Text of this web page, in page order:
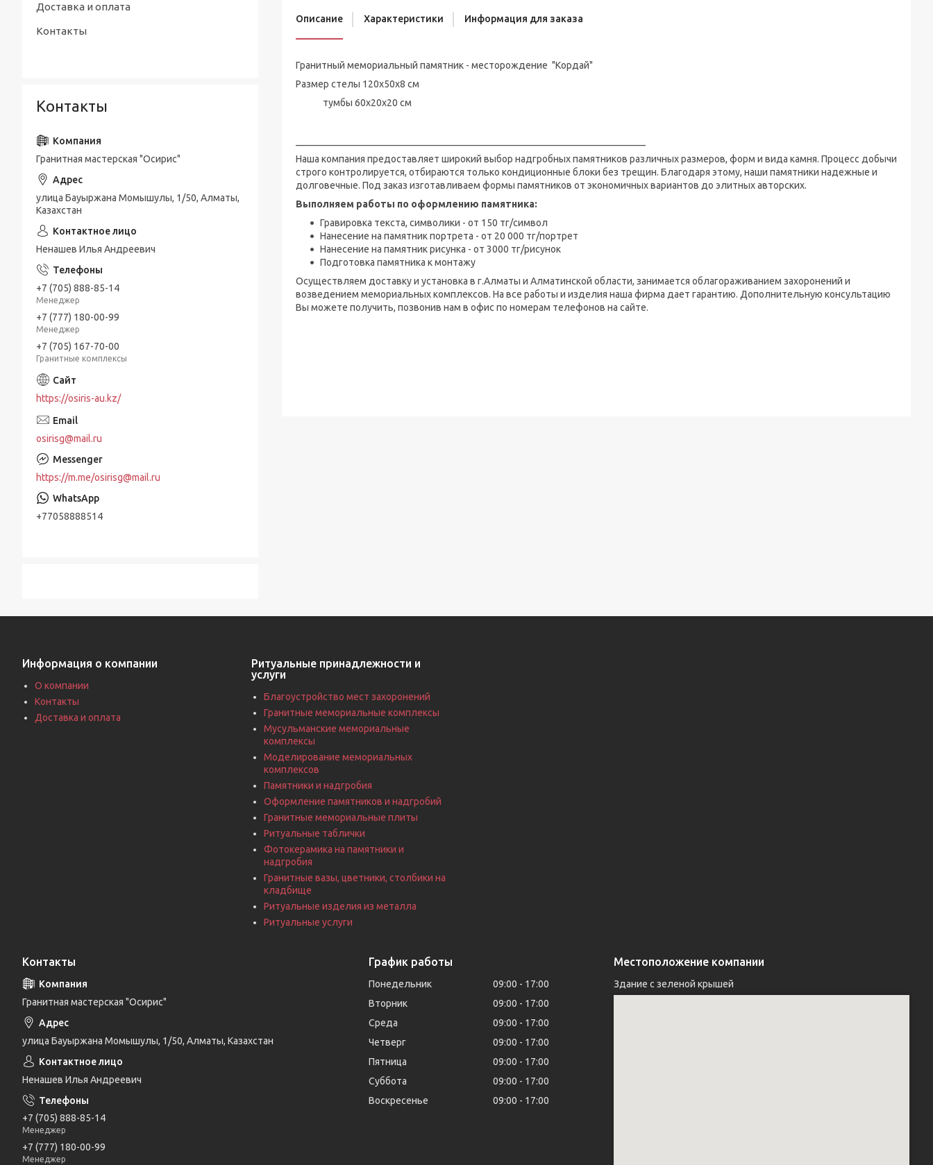
Описание Характеристики Информация для заказа
Гранитный мемориальный памятник - месторождение "Кордай"
Размер стелы 120х50х8 см
тумбы 60х20х20 см
Наша компания предоставляет широкий выбор надгробных памятников различных размеров, форм и вида камня. Процесс добычи
строго контролируется, отбираются только кондиционные блоки без трещин. Благодаря этому, наши памятники надежные и
долговечные. Под заказ изготавливаем формы памятников от экономичных вариантов до элитных авторских.
Выполняем работы по оформлению памятника:
Гравировка текста, символики - от 150 тг/символ
Нанесение на памятник портрета - от 20 000 тг/портрет
Нанесение на памятник рисунка - от 3000 тг/рисунок
Подготовка памятника к монтажу
Осуществляем доставку и установка в г.Алматы и Алматинской области, занимается облагораживанием захоронений и
возведением мемориальных комплексов. На все работы и изделия наша фирма дает гарантию. Дополнительную консультацию
Вы можете получить, позвонив нам в офис по номерам телефонов на сайте.
Доставка и оплата
Контакты
Контакты
Гранитная мастерская "Осирис"
улица Бауыржана Момышулы, 1/50, Алматы,
Казахстан
Ненашев Илья Андреевич
+7 (705) 888-85-14
Менеджер
+7 (777) 180-00-99
Менеджер
+7 (705) 167-70-00
Гранитные комплексы
https://osiris-au.kz/
osirisg@mail.ru
https://m.me/osirisg@mail.ru
+77058888514
Информация о компании
О компании
Контакты
Доставка и оплата
Ритуальные принадлежности и
услуги
Благоустройство мест захоронений
Гранитные мемориальные комплексы
Мусульманские мемориальные
комплексы
Моделирование мемориальных
комплексов
Памятники и надгробия
Оформление памятников и надгробий
Гранитные мемориальные плиты
Ритуальные таблички
Фотокерамика на памятники и
надгробия
Гранитные вазы, цветники, столбики на
кладбище
Ритуальные изделия из металла
Ритуальные услуги
Контакты
Гранитная мастерская "Осирис"
улица Бауыржана Момышулы, 1/50, Алматы, Казахстан
Ненашев Илья Андреевич
+7 (705) 888-85-14
Менеджер
+7 (777) 180-00-99
Менеджер
График работы
Понедельник 09:00
17:00
Вторник
09:00
17:00
Среда
09:00
17:00
Четверг
09:00
17:00
Пятница
09:00
17:00
Суббота
09:00
17:00
Воскресенье
09:00 17:00
Местоположение компании
Здание с зеленой крышей